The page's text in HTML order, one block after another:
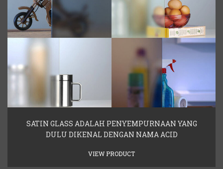
SATIN GLASS ADALAH PENYEMPURNAAN YANG
DULU DIKENAL DENGAN NAMA ACID
VIEW PRODUCT